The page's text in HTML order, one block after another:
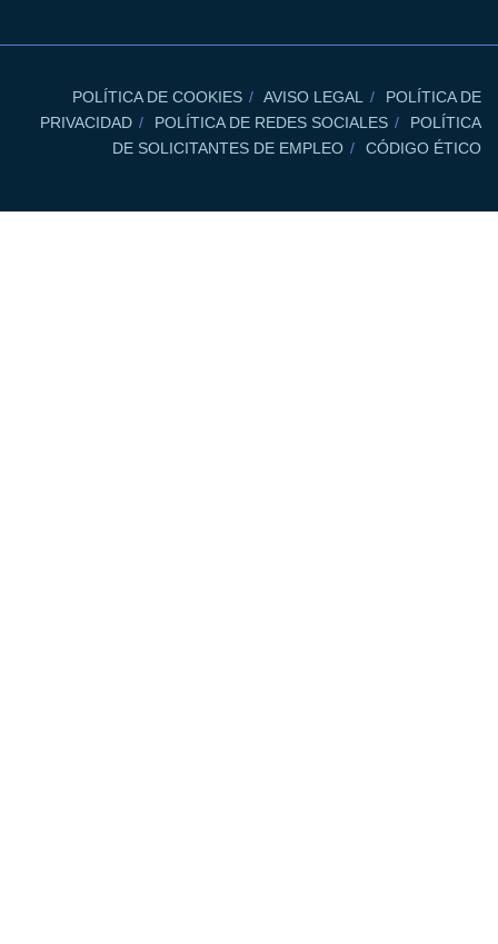
POLÍTICA DE COOKIES AVISO LEGAL
POLÍTICA DE
PRIVACIDAD
POLÍTICA DE REDES SOCIALES
POLÍTICA
DE SOLICITANTES DE EMPLEO
CÓDIGO ÉTICO